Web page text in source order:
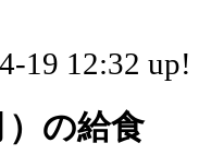
19 12:32 up!
）の給食